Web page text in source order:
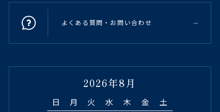
よくある質問・お問い合わせ
2026年8月
日 月 火 水 木 金 土